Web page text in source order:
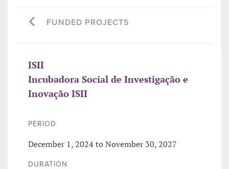
FUNDED PROJECTS
ISII
Incubadora Social de Investigação e
Inovação ISII
PERIOD
December 1, 2024 to November 30, 2027
DURATION